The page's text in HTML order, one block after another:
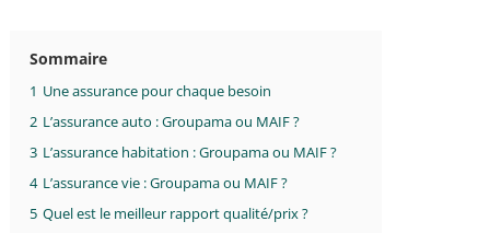
Sommaire
1 Une assurance pour chaque besoin
2 L’assurance auto : Groupama ou MAIF ?
3 L’assurance habitation : Groupama ou MAIF ?
4 L’assurance vie : Groupama ou MAIF ?
5 Quel est le meilleur rapport qualité/prix ?